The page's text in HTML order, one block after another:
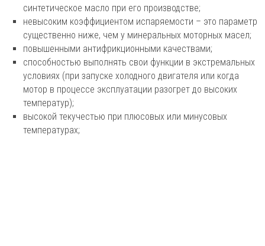
синтетическое масло при его производстве;
невысоким коэффициентом испаряемости – это параметр
существенно ниже, чем у минеральных моторных масел;
повышенными антифрикционными качествами;
способностью выполнять свои функции в экстремальных
условиях (при запуске холодного двигателя или когда
мотор в процессе эксплуатации разогрет до высоких
температур);
высокой текучестью при плюсовых или минусовых
температурах;